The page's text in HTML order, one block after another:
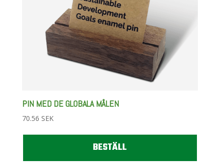
PIN MED DE GLOBALA MÅLEN
70.56 SEK
BESTÄLL